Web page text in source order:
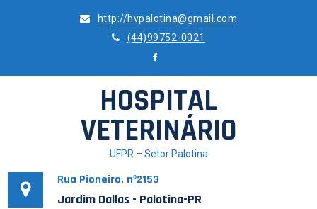
http://hvpalotina@gmail.com
(44)99752-0021
HOSPITAL
VETERINÁRIO
UFPR – Setor Palotina
Rua Pioneiro, nº2153
Jardim Dallas - Palotina-PR